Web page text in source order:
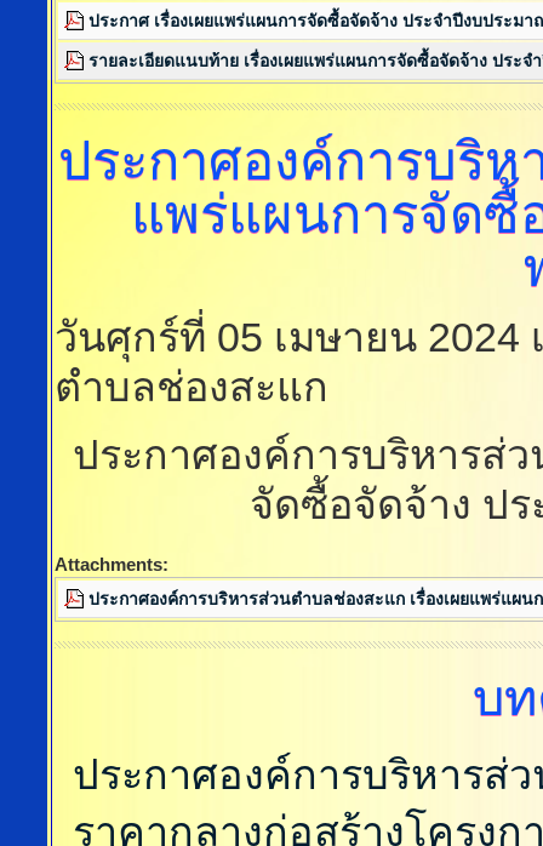
ประกาศ เรื่องเผยแพร่แผนการจัดซื้อจัดจ้าง ประจำปีงบประม
รายละเอียดแนบท้าย เรื่องเผยแพร่แผนการจัดซื้อจัดจ้าง ประ
ประกาศองค์การบริ
แพร่แผนการจัดซื้
วันศุกร์ที่ 05 เมษายน 2024
ตำบลช่องสะแก
ประกาศองค์การบริหารส่
จัดซื้อจัดจ้าง ป
Attachments:
ประกาศองค์การบริหารส่วนตำบลช่องสะแก เรื่องเผยแพร่แผ
บ
ประกาศองค์การบริหารส่
ราคากลางก่อสร้างโครง